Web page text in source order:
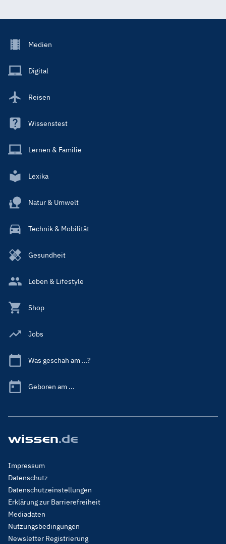
Footer
Main
Medien
Digital
Reisen
Wissenstest
Lernen & Familie
Lexika
Natur & Umwelt
Technik & Mobilität
Gesundheit
Leben & Lifestyle
Shop
Jobs
Was geschah am ...?
Geboren am ...
Footer
Menu
Legal
Impressum
Datenschutz
Datenschutzeinstellungen
Erklärung zur Barrierefreiheit
Mediadaten
Nutzungsbedingungen
Newsletter Registrierung